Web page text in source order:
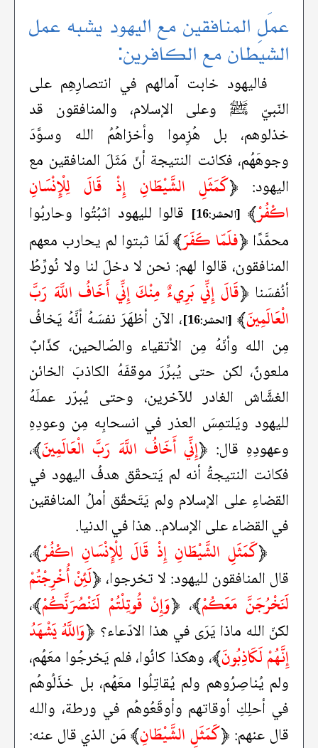
عمَلِ المنافقين مع اليهود يشبه عمل
الشيطان مع الكافرين:
فاليهود خابت آمالهم في انتصارِهِم على
النّبيّ ﷺ وعلى الإسلام، والمنافقون قد
خذلوهم، بل هُزِموا وأخزاهُمُ الله وسوَّدَ
وجوهَهُم، فكانت النتيجة أنّ مَثَلَ المنافقين مع
اليهود: ﴿كَمَثَلِ الشَّيْطَانِ إِذْ قَالَ لِلْإِنْسَانِ
اكْفُرْ﴾ [الحشر:16]
قالوا لليهود اثبُتُوا وحاربُوا
محمَّدًا ﴿فلَمّا كَفَرَ﴾لَمّا ثبتوا لم يحارب معهم
المنافقون، قالوا لهم: نحن لا دخلَ لنا ولا نُورِّطُ
أنُفسَنا ﴿قَالَ إِنِّي بَرِيءٌ مِنْكَ إِنِّي أَخَافُ اللَّهَ رَبَّ
الْعَالَمِينَ﴾ [الحشر:16]
، الآن أظهَرَ نفسَهُ أنَّهُ يَخافُ
مِن الله وأنّهُ مِن الأتقياء والصّالحين، كذّابٌ
ملعونٌ، لكن حتى يُبرِّرَ موقفَهُ الكاذبَ الخائن
الغشَّاش الغادر للآخرين، وحتى يُبرّر عملَهُ
لليهود ويَلتمِسَ العذر في انسحابِه مِن وعودِهِ
وعهودِهِ قال: ﴿إِنِّي أَخَافُ اللَّهَ رَبَّ الْعَالَمِينَ﴾،
فكانت النتيجةُ أنه لم يَتحقّق هدفُ اليهود في
القضاءِ على الإسلام ولم يَتَحقّق أملُ المنافقين
في القضاء على الإسلام.. هذا في الدنيا.
﴿كَمَثَلِ الشَّيْطَانِ إِذْ قَالَ لِلْإِنْسَانِ اكْفُرْ﴾،
قال المنافقون لليهود: لا تخرجوا، ﴿لَئِنْ أُخْرِجْتُمْ
لَنَخْرُجَنَّ مَعَكُمْ﴾، ﴿وَإِنْ قُوتِلْتُمْ لَنَنْصُرَنَّكُمْ﴾،
لكنّ الله ماذا يَرَى في هذا الادّعاء؟ ﴿وَاللَّهُ يَشْهَدُ
إِنَّهُمْ لَكَاذِبُونَ﴾، وهكذا كانُوا، فلم يَخرجُوا معَهُم،
ولم يُناصِرُوهم ولم يُقاتِلُوا معَهُم، بل خذَلُوهُم
في أحلِكِ أوقاتهم وأوقَعُوهُم في ورطة، والله
قال عنهم: ﴿كَمَثَلِ الشَّيْطَانِ﴾مَن الذي قال عنه: